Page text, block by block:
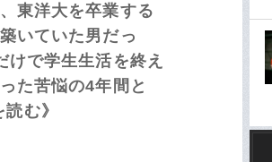
東洋大を卒業する
いていた男だっ
で学生生活を終え
た苦悩の4年間と
読む》